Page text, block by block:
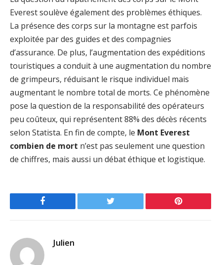
Everest soulève également des problèmes éthiques.
La présence des corps sur la montagne est parfois
exploitée par des guides et des compagnies
d’assurance. De plus, l’augmentation des expéditions
touristiques a conduit à une augmentation du nombre
de grimpeurs, réduisant le risque individuel mais
augmentant le nombre total de morts. Ce phénomène
pose la question de la responsabilité des opérateurs
peu coûteux, qui représentent 88% des décès récents
selon Statista. En fin de compte, le Mont Everest
combien de mort n’est pas seulement une question
de chiffres, mais aussi un débat éthique et logistique.
Facebook Twitter Pinterest
Julien